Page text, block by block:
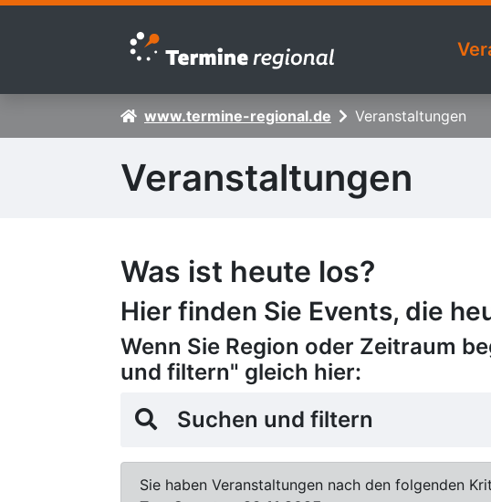
Zur Navigation springen
Zum Inhalt springen
www.termine-regional.de Veranstaltungen
Veranstaltungen
Was ist heute los?
Hier finden Sie Events, die
Wenn Sie Region oder Zeitraum
und filtern" gleich hier:
Suchen und filtern
Sie haben Veranstaltungen nach den folgenden